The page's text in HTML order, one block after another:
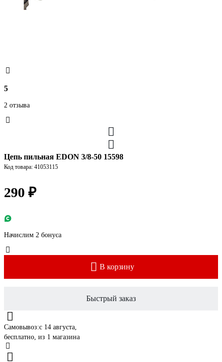
5
2 отзыва
Цепь пильная EDON 3/8-50 15598
Код товара: 41053115
290 ₽
Начислим 2 бонуса
В корзину
Быстрый заказ
Самовывоз:c 14 августа,
бесплатно, из 1 магазина